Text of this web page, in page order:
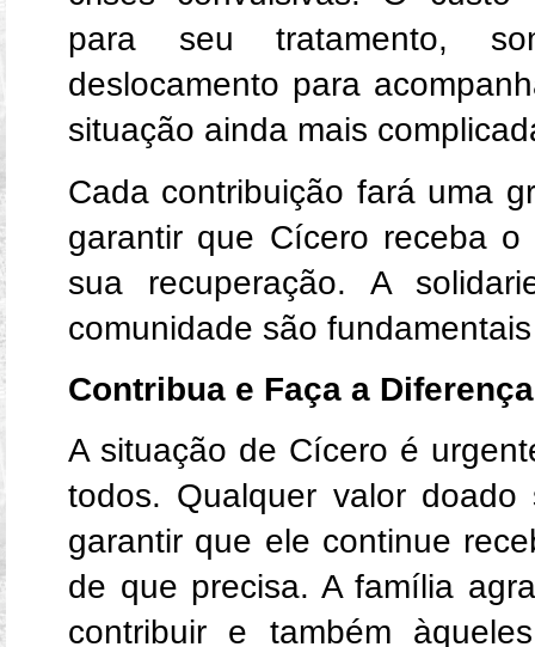
para seu tratamento,
deslocamento para
situação ainda mais
Cada contribuição fará uma
garantir que Cícero receba
sua recuperação. A
comunidade são
Contribua e Faça a Diferença
A situação de Cícero é
todos. Qualquer valor
garantir que ele continue
de que precisa. A família
contribuir e também